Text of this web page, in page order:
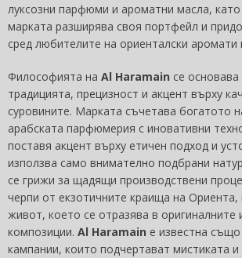
луксозни парфюми и ароматни масла, като
марката разширява своя портфейл и
сред любителите на ориенталски аромати
Философията на Al Haramain се
традицията, прецизност и акцент върху
суровините. Марката съчетава богатото
арабската парфюмерия с иновативни
поставя акцент върху етичен подход и
използва само внимателно подбрани
се грижи за щадящи производствени
черпи от екзотичните краища на
живот, което се отразява в оригиналните
композиции. Al Haramain е известна
кампании, които подчертават мистиката и